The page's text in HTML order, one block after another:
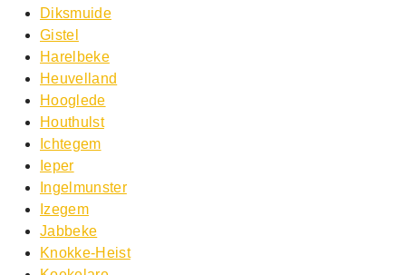
Diksmuide
Gistel
Harelbeke
Heuvelland
Hooglede
Houthulst
Ichtegem
Ieper
Ingelmunster
Izegem
Jabbeke
Knokke-Heist